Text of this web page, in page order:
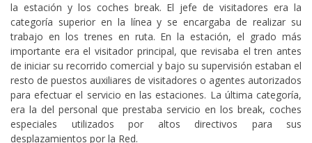
la estación y los coches break. El jefe de visitadores era la
categoría superior en la línea y se encargaba de realizar su
trabajo en los trenes en ruta. En la estación, el grado más
importante era el visitador principal, que revisaba el tren antes
de iniciar su recorrido comercial y bajo su supervisión estaban el
resto de puestos auxiliares de visitadores o agentes autorizados
para efectuar el servicio en las estaciones. La última categoría,
era la del personal que prestaba servicio en los break, coches
especiales utilizados por altos directivos para sus
desplazamientos por la Red.